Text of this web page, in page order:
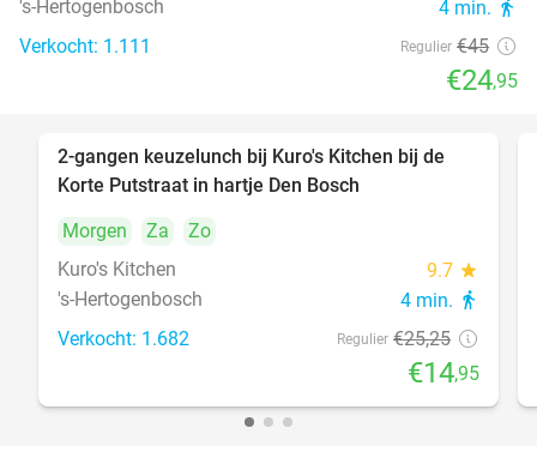
's-Hertogenbosch 4 min. directions_walk
Verkocht: 1.111 Regulier €45
€24,95
2-gangen keuzelunch bij Kuro's Kitchen bij de
Korte Putstraat in hartje Den Bosch
Morgen
Za
Zo
Kuro's Kitchen
9.7 star
's-Hertogenbosch 4 min. directions_walk
Verkocht: 1.682 Regulier €25,25
€14,95